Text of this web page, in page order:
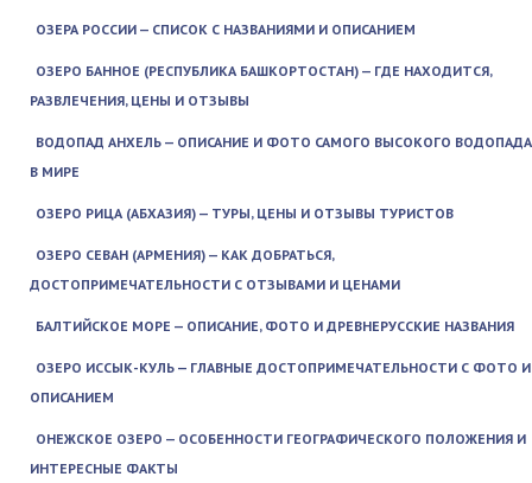
ОЗЕРА РОССИИ — СПИСОК С НАЗВАНИЯМИ И ОПИСАНИЕМ
ОЗЕРО БАННОЕ (РЕСПУБЛИКА БАШКОРТОСТАН) — ГДЕ НАХОДИТСЯ,
РАЗВЛЕЧЕНИЯ, ЦЕНЫ И ОТЗЫВЫ
ВОДОПАД АНХЕЛЬ — ОПИСАНИЕ И ФОТО САМОГО ВЫСОКОГО ВОДОПАДА
В МИРЕ
ОЗЕРО РИЦА (АБХАЗИЯ) — ТУРЫ, ЦЕНЫ И ОТЗЫВЫ ТУРИСТОВ
ОЗЕРО СЕВАН (АРМЕНИЯ) — КАК ДОБРАТЬСЯ,
ДОСТОПРИМЕЧАТЕЛЬНОСТИ С ОТЗЫВАМИ И ЦЕНАМИ
БАЛТИЙСКОЕ МОРЕ — ОПИСАНИЕ, ФОТО И ДРЕВНЕРУССКИЕ НАЗВАНИЯ
ОЗЕРО ИССЫК-КУЛЬ — ГЛАВНЫЕ ДОСТОПРИМЕЧАТЕЛЬНОСТИ С ФОТО И
ОПИСАНИЕМ
ОНЕЖСКОЕ ОЗЕРО — ОСОБЕННОСТИ ГЕОГРАФИЧЕСКОГО ПОЛОЖЕНИЯ И
ИНТЕРЕСНЫЕ ФАКТЫ